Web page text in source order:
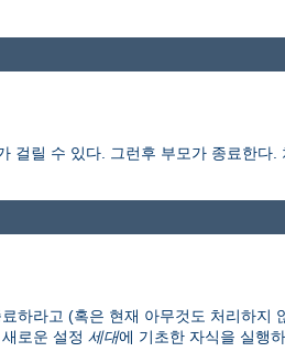
릴 수 있다. 그런후 부모가 종료한다.
하라고 (혹은 현재 아무것도 처리하지
로운 설정 세대에 기초한 자식을 실행